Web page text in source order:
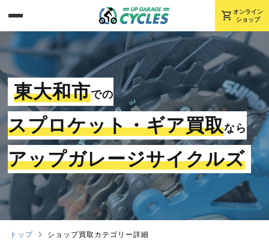
shopping_cart オンライン
ショップ
東大和市での
スプロケット・ギア買取なら
アップガレージサイクルズ
トップ ショップ買取カテゴリー詳細